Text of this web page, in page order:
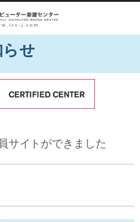
らせ
サイトができました